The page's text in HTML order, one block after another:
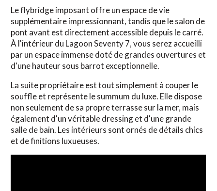
Le flybridge imposant offre un espace de vie
supplémentaire impressionnant, tandis que le salon de
pont avant est directement accessible depuis le carré.
À l'intérieur du Lagoon Seventy 7, vous serez accueilli
par un espace immense doté de grandes ouvertures et
d'une hauteur sous barrot exceptionnelle.
La suite propriétaire est tout simplement à couper le
souffle et représente le summum du luxe. Elle dispose
non seulement de sa propre terrasse sur la mer, mais
également d'un véritable dressing et d'une grande
salle de bain. Les intérieurs sont ornés de détails chics
et de finitions luxueuses.